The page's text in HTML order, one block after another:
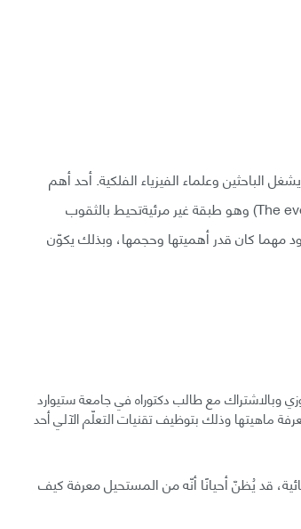
الباحثين وعلماء الفيزياء الفلكية. أحد أهم
مواضع التركيز في هذا الخصوص ما يُسمى (أفق الحدث-The event horizon) وهو طبقة غير مرئيةتحيط بالثقوب
مهما كان قدر أهميتها وحجمها، وبذلك يكوّن
وبالاشتراك مع طالب دكتوراه في جامعة ستيوارد
ماهيتها وذلك بتوظيف تقنيات التعلّم الآلي أحد
قد يُظنّ أحيانًا أنّه من المستحيل معرفة كيف